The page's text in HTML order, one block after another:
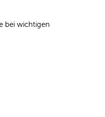
bei wichtigen